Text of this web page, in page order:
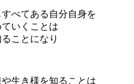
べてある自分自身を
いくことは
ことになり
生き様を知ることは